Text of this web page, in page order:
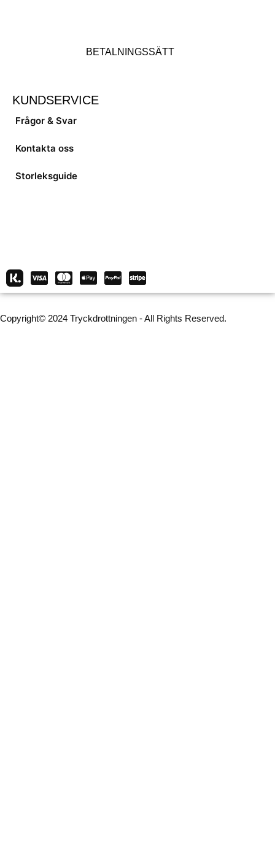
BETALNINGSSÄTT
KUNDSERVICE
Frågor & Svar
Kontakta oss
Storleksguide
Copyright© 2024 Tryckdrottningen - All Rights Reserved.